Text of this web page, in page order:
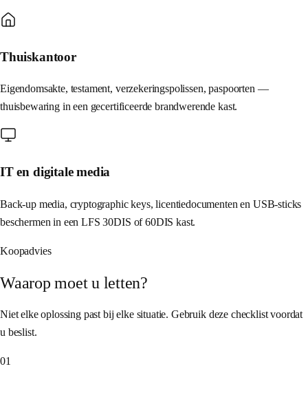
Thuiskantoor
Eigendomsakte, testament, verzekeringspolissen, paspoorten —
thuisbewaring in een gecertificeerde brandwerende kast.
IT en digitale media
Back-up media, cryptographic keys, licentiedocumenten en USB-sticks
beschermen in een LFS 30DIS of 60DIS kast.
Koopadvies
Waarop moet u letten?
Niet elke oplossing past bij elke situatie. Gebruik deze checklist voordat
u beslist.
01